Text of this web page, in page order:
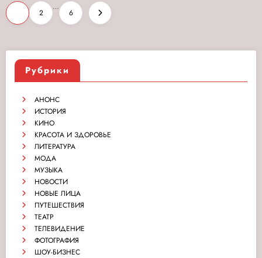
Пагинация
записей
2
…
6
Рубрики
АНОНС
ИСТОРИЯ
КИНО
КРАСОТА И ЗДОРОВЬЕ
ЛИТЕРАТУРА
МОДА
МУЗЫКА
НОВОСТИ
НОВЫЕ ЛИЦА
ПУТЕШЕСТВИЯ
ТЕАТР
ТЕЛЕВИДЕНИЕ
ФОТОГРАФИЯ
ШОУ-БИЗНЕС